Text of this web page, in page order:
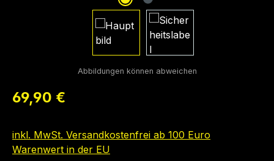
Regulärer Preis:
69,90 €
inkl. MwSt. Versandkostenfrei ab 100 Euro
Warenwert in der EU